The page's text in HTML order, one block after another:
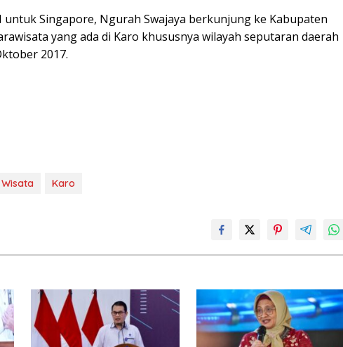
untuk Singapore, Ngurah Swajaya berkunjung ke Kabupaten
yang ada di Karo khususnya wilayah seputaran daerah
2017.
Karo